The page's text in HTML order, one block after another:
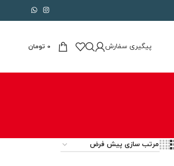
پیگیری سفارش 0 تومان